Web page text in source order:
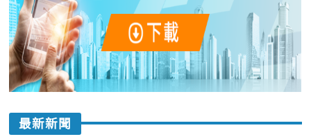
最新新聞